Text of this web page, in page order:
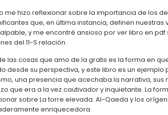
me hizo reflexionar sobre la importancia de los
que, en última instancia, definen
y me encontré ansioso por ver libro en
del 11-S relación.
las cosas que amo de la gratis es la forma en
desde su perspectiva, y este libro es un
una presencia que acechaba la narrativa,
que era a la vez cautivador y inquietante. La
sobre La torre elevada: Al-Qaeda y los
enriquecedora.